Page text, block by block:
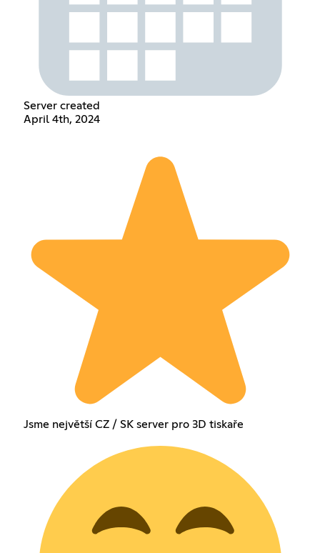
Server created
April 4th, 2024
Jsme největší CZ / SK server pro 3D tiskaře